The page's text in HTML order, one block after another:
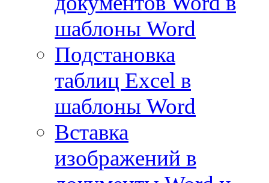
шаблоны Word
Подстановка
таблиц Excel в
шаблоны Word
Вставка
изображений в